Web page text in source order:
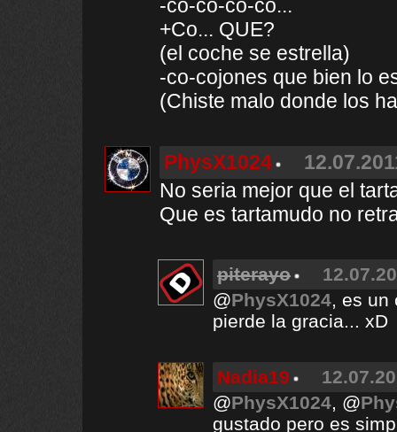
-co-co-co-co...
+Co... QUE?
(el coche se estrella)
-co-cojones que bien lo
(Chiste malo donde los
PhysX1024
No seria mejor que el
Que es tartamudo no
piterayo
@PhysX1024, es un
pierde la gracia... xD
Nadia19
@PhysX1024, @
gustado pero es